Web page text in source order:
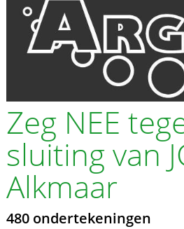
Zeg NEE
sluiting van
Alkmaar
480 ondertekeningen